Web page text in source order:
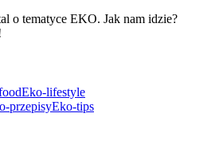
o tematyce EKO. Jak nam idzie?
Eko-lifestyle
przepisyEko-tips